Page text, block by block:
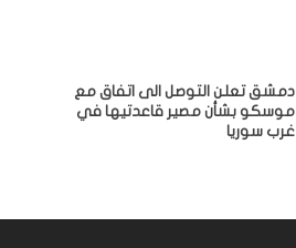
دمشق تعلن التوصل الى اتفاق مع
موسكو بشأن مصير قاعدتيها في
غرب سوريا